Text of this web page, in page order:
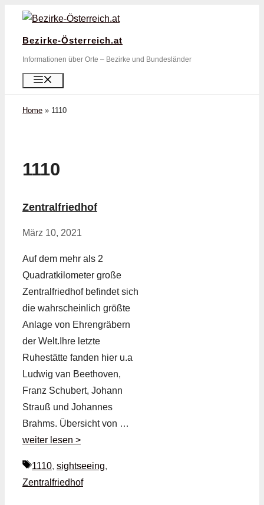
Zum
springen
Bezirke-Österreich.at
Informationen über Orte – Bezirke und Bundesländer
Home » 1110
1110
Zentralfriedhof
März 10, 2021
Auf dem mehr als 2
Quadratkilometer große
Zentralfriedhof befindet sich
die wahrscheinlich größte
Anlage von Ehrengräbern
der Welt.Ihre letzte
Ruhestätte fanden hier u.a
Ludwig van Beethoven,
Franz Schubert, Johann
Strauß und Johannes
Brahms. Übersicht von …
weiter lesen >
Schlagwörter
1110, sightseeing,
Zentralfriedhof